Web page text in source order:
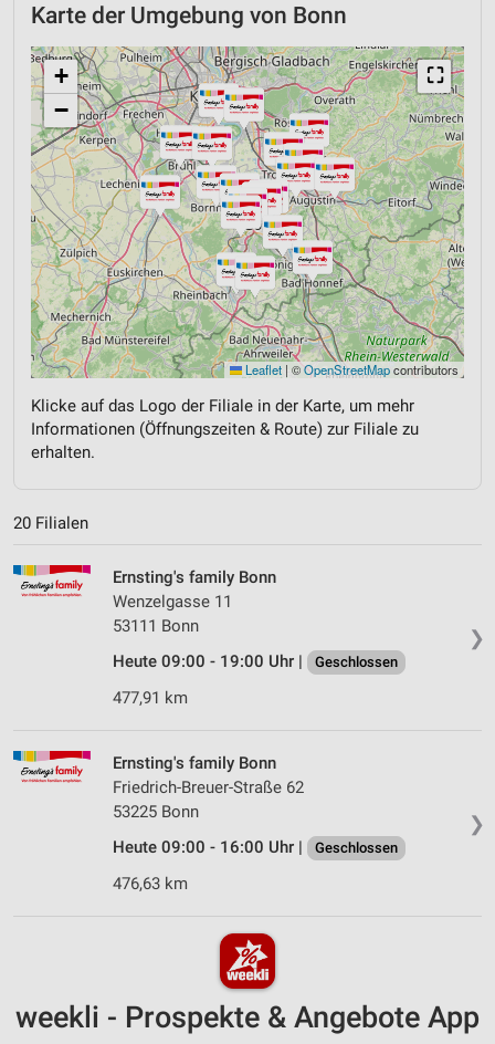
Karte der Umgebung von Bonn
⛶
+
−
Leaflet | ©OpenStreetMapcontributors
Klicke auf das Logo der Filiale in der Karte, um mehr
Informationen (Öffnungszeiten & Route) zur Filiale zu
erhalten.
20 Filialen
❯
Ernsting's family Bonn
Wenzelgasse 11
53111 Bonn
Heute 09:00 - 19:00 Uhr |
Geschlossen
477,91 km
❯
Ernsting's family Bonn
Friedrich-Breuer-Straße 62
53225 Bonn
Heute 09:00 - 16:00 Uhr |
Geschlossen
476,63 km
weekli - Prospekte & Angebote App